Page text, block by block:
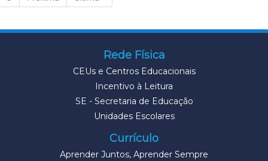
Rede Física
CEUs e Centros Educacionais
Incentivo à Leitura
SE - Secretaria de Educação
Unidades Escolares
Currículo
Aprender Juntos, Aprender Sempre